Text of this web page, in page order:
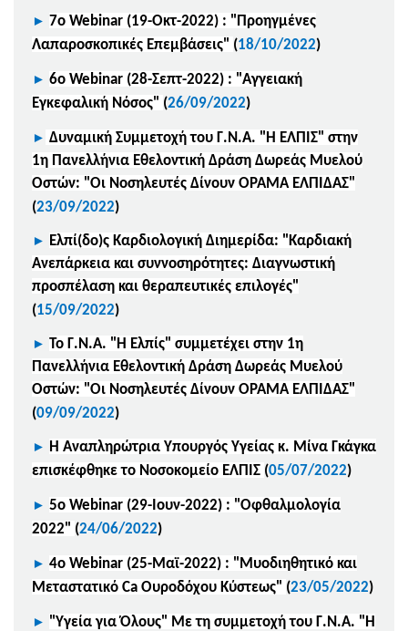
► 7ο Webinar (19-Οκτ-2022) : "Προηγμένες
Λαπαροσκοπικές Επεμβάσεις" (18/10/2022)
► 6ο Webinar (28-Σεπτ-2022) : "Αγγειακή
Εγκεφαλική Νόσος" (26/09/2022)
► Δυναμική Συμμετοχή του Γ.Ν.Α. "Η ΕΛΠΙΣ" στην
1η Πανελλήνια Εθελοντική Δράση Δωρεάς Μυελού
Οστών: "Οι Νοσηλευτές Δίνουν ΟΡΑΜΑ ΕΛΠΙΔΑΣ"
(23/09/2022)
►
Ελπί(δο)ς Καρδιολογική Διημερίδα: "Καρδιακή
Ανεπάρκεια και συννοσηρότητες: Διαγνωστική
προσπέλαση και θεραπευτικές επιλογές"
(15/09/2022)
► Το Γ.Ν.Α. "Η Ελπίς" συμμετέχει στην 1η
Πανελλήνια Εθελοντική Δράση Δωρεάς Μυελού
Οστών: "Οι Νοσηλευτές Δίνουν ΟΡΑΜΑ ΕΛΠΙΔΑΣ"
(09/09/2022)
►
Η Αναπληρώτρια Υπουργός Υγείας κ. Μίνα Γκάγκα
επισκέφθηκε το Νοσοκομείο ΕΛΠΙΣ (05/07/2022)
► 5ο Webinar (29-Ιουν-2022) : "Οφθαλμολογία
2022" (24/06/2022)
► 4ο Webinar (25-Μαϊ-2022) : "Μυοδιηθητικό και
Μεταστατικό Ca Ουροδόχου Κύστεως" (23/05/2022)
► "Υγεία για Όλους" Με τη συμμετοχή του Γ.Ν.Α. "Η